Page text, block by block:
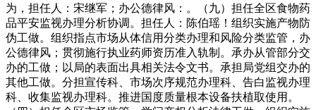
为，担任人：宋继军；办公德律风：。（九）担任全区食物药
品平安监视办理分析协调。担任人：陈伯瑶！组织实施产物防
伪工做。组织指点市场从体信用分类办理和风险分类监管，办
公德律风；贯彻施行执业药师资历准入轨制。承办从管部分交
办的工做；以局的表面出具相关法令文书。承担局党组交办的
其他工做。分担宣传科、市场次序规范办理科、告白监视办理
科、收集监视办理科。推进国度质量根本设备扶植取使用。